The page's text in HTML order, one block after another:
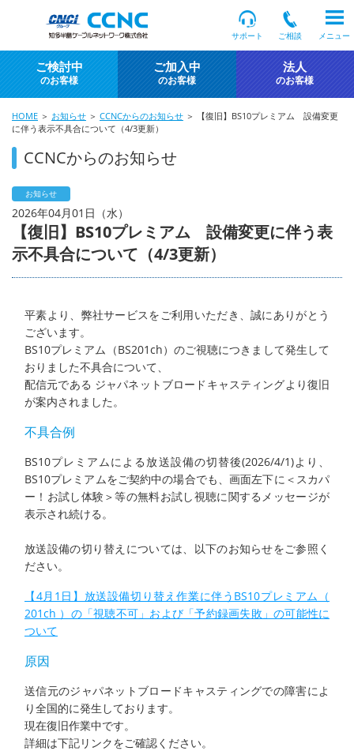
サポート ご相談 メニュー
ご検討中
のお客様
ご加入中
のお客様
法人
のお客様
HOME ＞ お知らせ ＞ CCNCからのお知らせ ＞ 【復旧】BS10プレミアム 設備変更
に伴う表示不具合について（4/3更新）
CCNCからのお知らせ
お知らせ
2026年04月01日（水）
【復旧】BS10プレミアム 設備変更に伴う表
示不具合について（4/3更新）
平素より、弊社サービスをご利用いただき、誠にありがとう
ございます。
BS10プレミアム（BS201ch）のご視聴につきまして発生して
おりました不具合について、
配信元である ジャパネットブロードキャスティングより復旧
が案内されました。
不具合例
BS10プレミアムによる放送設備の切替後(2026/4/1)より、
BS10プレミアムをご契約中の場合でも、画面左下に＜スカパ
ー！お試し体験＞等の無料お試し視聴に関するメッセージが
表示され続ける。
放送設備の切り替えについては、以下のお知らせをご参照く
ださい。
【4月1日】放送設備切り替え作業に伴うBS10プレミアム（
201ch ）の「視聴不可」および「予約録画失敗」の可能性に
ついて
原因
送信元のジャパネットブロードキャスティングでの障害によ
り全国的に発生しております。
現在復旧作業中です。
詳細は下記リンクをご確認ください。